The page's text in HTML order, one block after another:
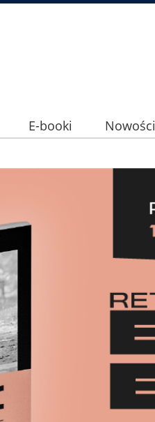
E-booki Nowości